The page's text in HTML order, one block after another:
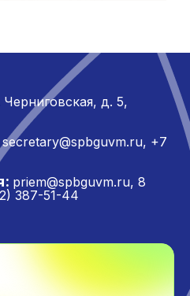
Черниговская, д. 5,
secretary@spbguvm.ru, +7
priem@spbguvm.ru, 8
387-51-44